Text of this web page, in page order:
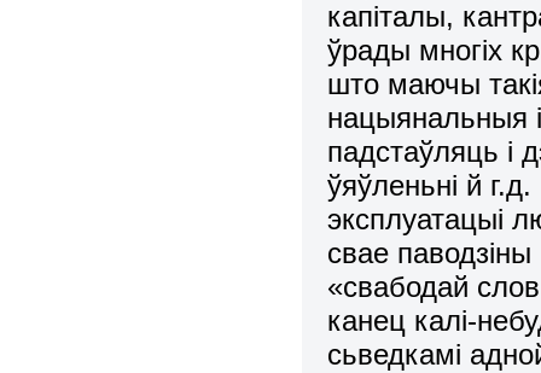
капіталы,
ўрады многіх
што маючы
нацыянальныя
падстаўляць і
ўяўленьні й
эксплуатацыі
свае
«свабодай
канец калі-
сьведкамі